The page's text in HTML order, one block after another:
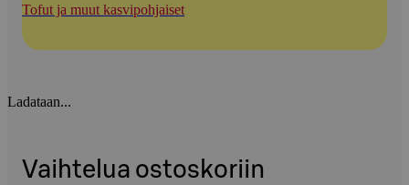
Tofut ja muut kasvipohjaiset
Ladataan...
Vaihtelua ostoskoriin